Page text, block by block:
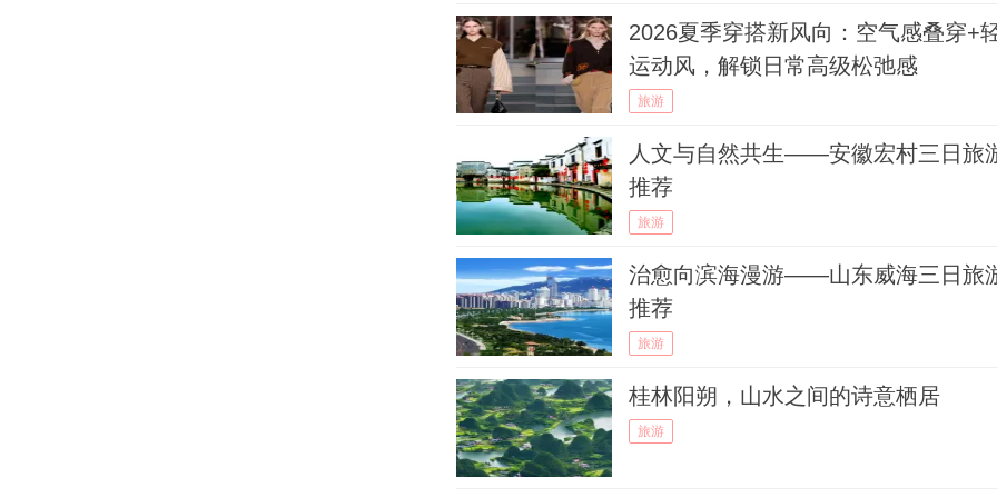
2026夏季穿搭新风向：空气感叠穿+
运动风，解锁日常高级松弛感
旅游
人文与自然共生——安徽宏村三日旅
推荐
旅游
治愈向滨海漫游——山东威海三日旅
推荐
旅游
桂林阳朔，山水之间的诗意栖居
旅游